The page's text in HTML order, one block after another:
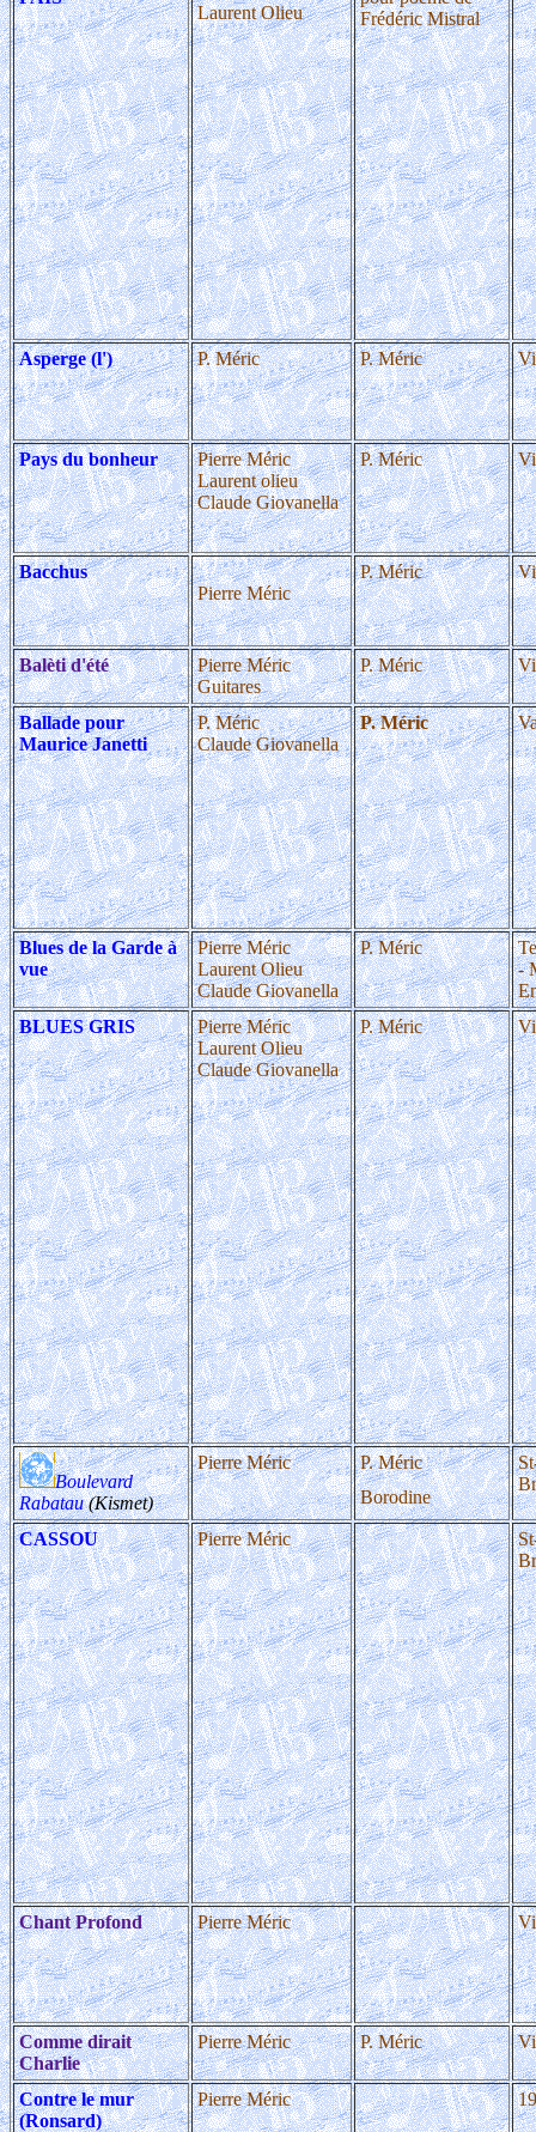
Laurent Olieu
Frédéric Mistral
Asperge (l') P. Méric P. Méric
Pays du bonheur
Pierre Méric
Laurent olieu
Claude Giovanella
P. Méric
Bacchus
Pierre Méric
P. Méric
Balèti d'été
Pierre Méric
Guitares
P. Méric
Ballade pour
Maurice Janetti
P. Méric
Claude Giovanella
P. Méric
Blues de la Garde à
vue
Pierre Méric
Laurent Olieu
Claude Giovanella
P. Méric
-
BLUES GRIS
Pierre Méric
Laurent Olieu
Claude Giovanella
P. Méric
Boulevard
Rabatau(Kismet)
Pierre Méric
P. Méric
Borodine
CASSOU Pierre Méric
Chant Profond Pierre Méric
Comme dirait
Charlie
Pierre Méric P. Méric
Contre le mur
(Ronsard)
Pierre Méric